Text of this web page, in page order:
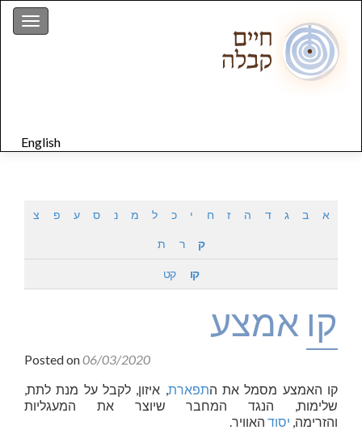
English
א ב ג ד ה ז ח י כ ל מ נ ס ע פ צ
ק ר ת
קו קט
קו אמצע
Posted on06/03/2020
קו האמצע מסמל את התפארת, איזון, לקבל על מנת לתת,
שלימות, הנגד המחבר שיוצר את המעגליות
והזרימה, יסוד האוויר.